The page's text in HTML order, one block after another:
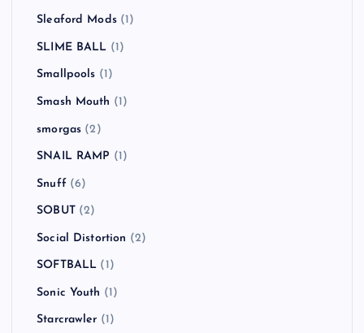
Sleaford Mods(1)
SLIME BALL (1)
Smallpools (1)
Smash Mouth (1)
smorgas (2)
SNAIL RAMP (1)
Snuff (6)
SOBUT(2)
Social Distortion (2)
SOFTBALL (1)
Sonic Youth (1)
Starcrawler (1)